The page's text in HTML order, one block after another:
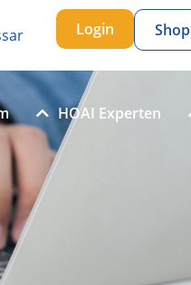
Login Shop
HOAI Experten